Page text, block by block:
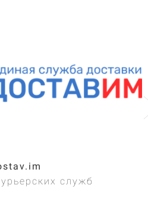
служб